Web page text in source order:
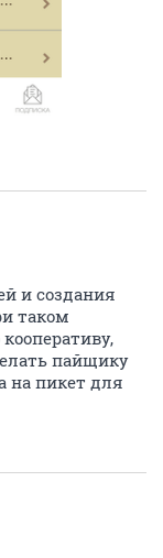
и создания
таком
пайщику
на пикет для